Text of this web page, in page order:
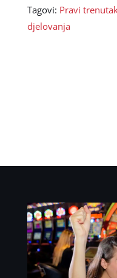
Tagovi: Pravi
djelovanja